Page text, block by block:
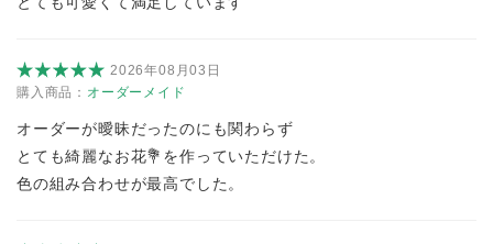
2026年08月03日
購入商品： オーダーメイド
オーダーが曖昧だったのにも関わらず
とても綺麗なお花💐を作っていただけた。
色の組み合わせが最高でした。